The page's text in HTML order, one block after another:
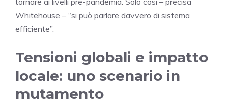
Whitehouse – “si può parlare davvero di sistema
efficiente”.
Tensioni globali e impatto
locale: uno scenario in
mutamento